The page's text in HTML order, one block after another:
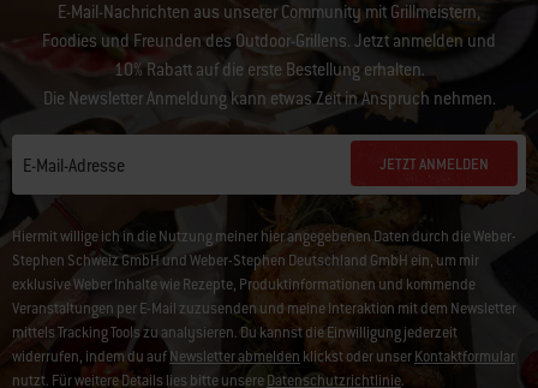
E-Mail-Nachrichten aus unserer Community mit Grillmeistern,
Foodies und Freunden des Outdoor-Grillens. Jetzt anmelden und
10% Rabatt auf die erste Bestellung erhalten.
Die Newsletter Anmeldung kann etwas Zeit in Anspruch nehmen.
E-Mail-Adresse JETZT ANMELDEN
Hiermit willige ich in die Nutzung meiner hier angegebenen Daten durch die Weber-
Stephen Schweiz GmbH und Weber-Stephen Deutschland GmbH ein, um mir
exklusive Weber Inhalte wie Rezepte, Produktinformationen und kommende
Veranstaltungen per E-Mail zuzusenden und meine Interaktion mit dem Newsletter
mittels Tracking Tools zu analysieren. Du kannst die Einwilligung jederzeit
widerrufen, indem du aufNewsletter abmelden klickst oder unserKontaktformular
nutzt. Für weitere Details lies bitte unsereDatenschutzrichtlinie.